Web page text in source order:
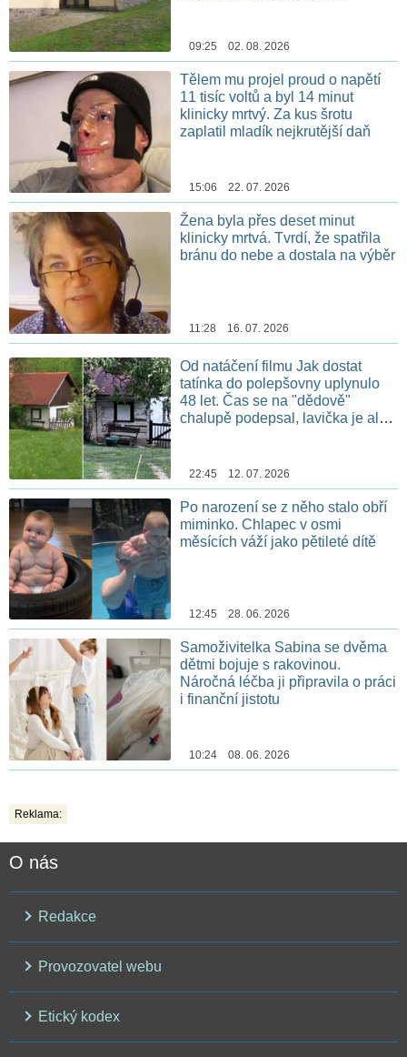
09:25 02. 08. 2026
Tělem mu projel proud o napětí
11 tisíc voltů a byl 14 minut
klinicky mrtvý. Za kus šrotu
zaplatil mladík nejkrutější daň
15:06 22. 07. 2026
Žena byla přes deset minut
klinicky mrtvá. Tvrdí, že spatřila
bránu do nebe a dostala na výběr
11:28 16. 07. 2026
Od natáčení filmu Jak dostat
tatínka do polepšovny uplynulo
48 let. Čas se na "dědově"
chalupě podepsal, lavička je ale
22:45 12. 07. 2026
Po narození se z něho stalo obří
miminko. Chlapec v osmi
měsících váží jako pětileté dítě
12:45 28. 06. 2026
Samoživitelka Sabina se dvěma
dětmi bojuje s rakovinou.
Náročná léčba ji připravila o práci
i finanční jistotu
10:24 08. 06. 2026
Reklama:
O nás
Redakce
Provozovatel webu
Etický kodex